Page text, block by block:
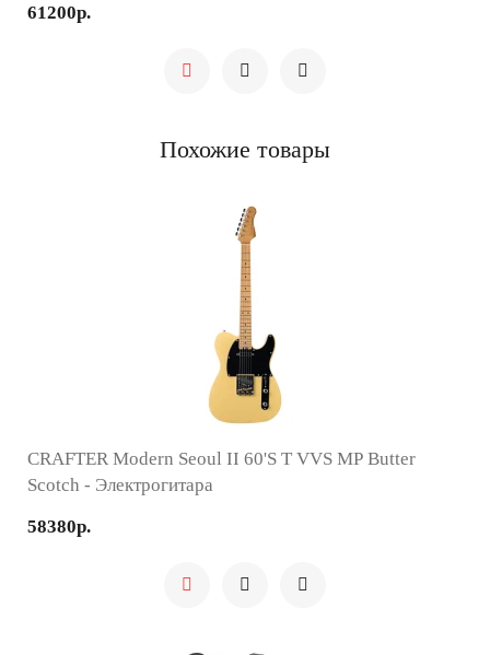
61200р.
Похожие товары
CRAFTER Modern Seoul II 60's T VVS MP Butter
Scotch - Электрогитара
58380р.